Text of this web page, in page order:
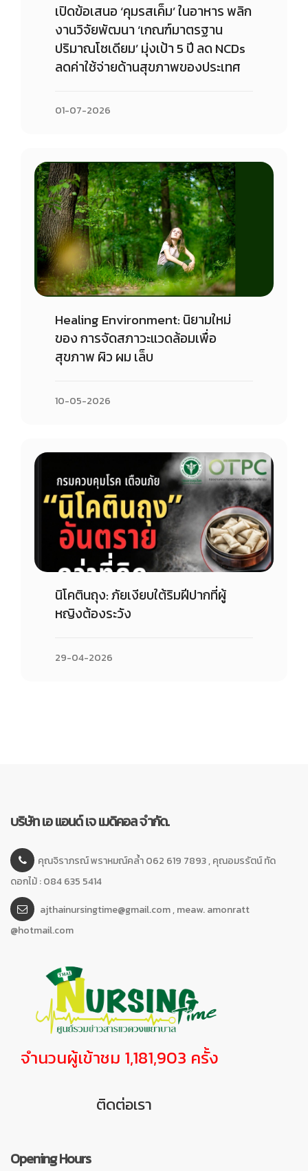
เปิดข้อเสนอ ‘คุมรสเค็ม’ ในอาหาร พลิก
งานวิจัยพัฒนา ‘เกณฑ์มาตรฐาน
ปริมาณโซเดียม’ มุ่งเป้า 5 ปี ลด NCDs
ลดค่าใช้จ่ายด้านสุขภาพของประเทศ
01-07-2026
Healing Environment: นิยามใหม่
ของ การจัดสภาวะแวดล้อมเพื่อ
สุขภาพ ผิว ผม เล็บ
10-05-2026
นิโคตินถุง: ภัยเงียบใต้ริมฝีปากที่ผู้
หญิงต้องระวัง
29-04-2026
บริษัท เอ แอนด์ เจ เมดิคอล จำกัด.
คุณจิราภรณ์ พราหมณ์คล้ำ 062 619 7893 , คุณอมรรัตน์ ทัด
ดอกไม้ : 084 635 5414
ajthainursingtime@gmail.com , meaw. amonratt
@hotmail.com
จำนวนผู้เข้าชม 1,181,903 ครั้ง
ติดต่อเรา
Opening Hours